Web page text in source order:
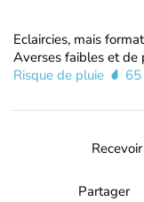
Eclaircies, mais
Averses faibles et de
Risque de pluie
Partager